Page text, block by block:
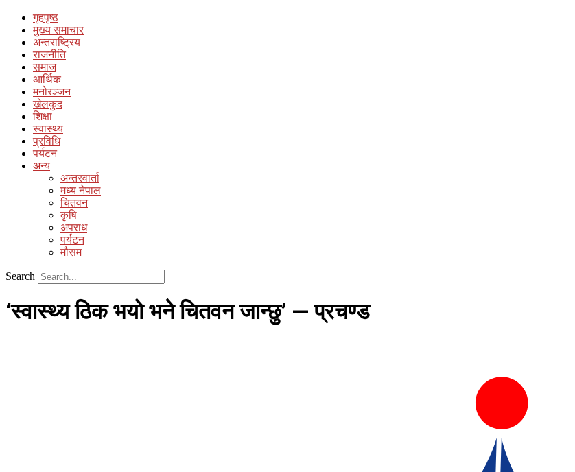
गृहपृष्ठ
मुख्य समाचार
अन्तराष्ट्रिय
राजनीति
समाज
आर्थिक
मनोरञ्जन
खेलकुद
शिक्षा
स्वास्थ्य
प्रविधि
पर्यटन
अन्य
अन्तरवार्ता
मध्य नेपाल
चितवन
कृषि
अपराध
पर्यटन
मौसम
Search
‘स्वास्थ्य ठिक भयो भने चितवन जान्छु’ — प्रचण्ड